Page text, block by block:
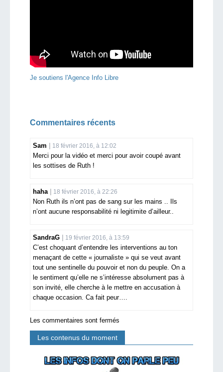
Je soutiens l'Agence Info Libre
Commentaires récents
Sam 18 février 2016, à 12:02
Merci pour la vidéo et merci pour avoir coupé avant
les sottises de Ruth !
haha 18 février 2016, à 22:26
Non Ruth ils n’ont pas de sang sur les mains .. Ils
n’ont aucune responsabilité ni legitimite d’ailleur..
SandraG 19 février 2016, à 13:59
C’est choquant d’entendre les interventions au ton
menaçant de cette « journaliste » qui se veut avant
tout une sentinelle du pouvoir et non du peuple. On a
le sentiment qu’elle ne s’intéresse absolument pas à
son invité, elle cherche à le mettre en accusation à
chaque occasion. Ca fait peur….
Les commentaires sont fermés
Les contenus du moment